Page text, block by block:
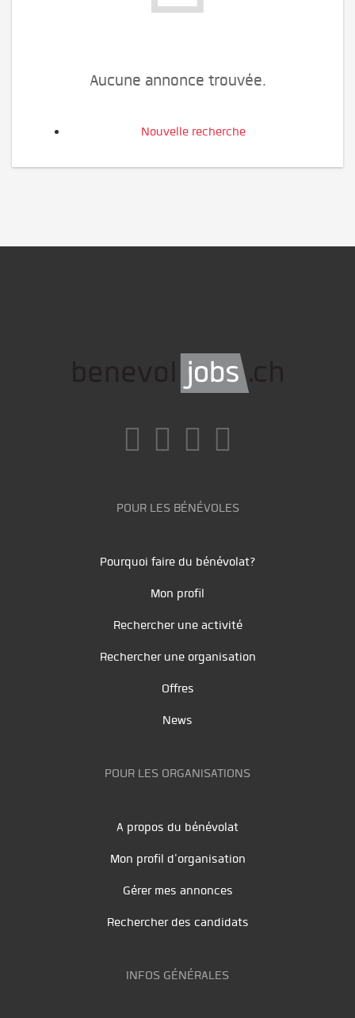
Aucune annonce trouvée.
Nouvelle recherche
POUR LES BÉNÉVOLES
Pourquoi faire du bénévolat?
Mon profil
Rechercher une activité
Rechercher une organisation
Offres
News
POUR LES ORGANISATIONS
A propos du bénévolat
Mon profil d'organisation
Gérer mes annonces
Rechercher des candidats
INFOS GÉNÉRALES